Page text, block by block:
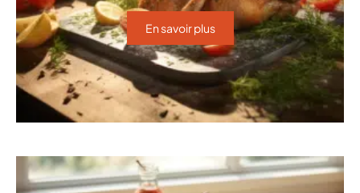
En savoir plus